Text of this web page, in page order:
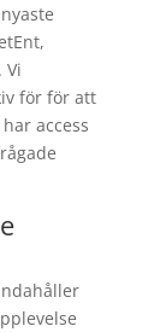
Vi
för för att
access